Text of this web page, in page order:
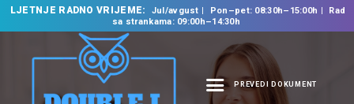
LJETNJE RADNO VRIJEME: Jul/avgust Pon–pet: 08:30h–15:00h
Rad
sa strankama: 09:00h–14:30h
PREVEDI DOKUMENT